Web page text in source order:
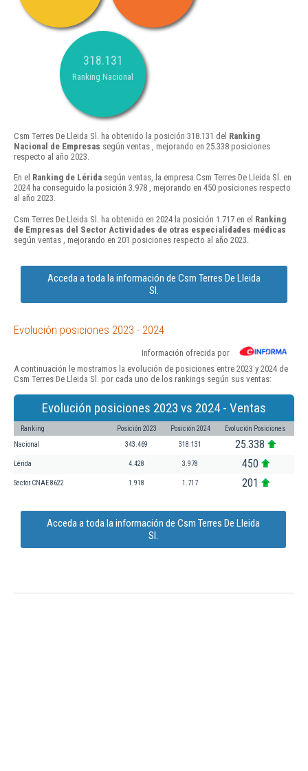
318.131
Ranking Nacional
Csm Terres De Lleida Sl. ha obtenido la posición 318.131 del Ranking
Nacional de Empresas según ventas , mejorando en 25.338 posiciones
respecto al año 2023.
En el Ranking de Lérida según ventas, la empresa Csm Terres De Lleida Sl. en
2024 ha conseguido la posición 3.978 , mejorando en 450 posiciones respecto
al año 2023.
Csm Terres De Lleida Sl. ha obtenido en 2024 la posición 1.717 en el Ranking
de Empresas del Sector Actividades de otras especialidades médicas
según ventas , mejorando en 201 posiciones respecto al año 2023.
Acceda a toda la información de Csm Terres De Lleida
Sl.
Evolución posiciones 2023 - 2024
Información ofrecida por
A continuación le mostramos la evolución de posiciones entre 2023 y 2024 de
Csm Terres De Lleida Sl. por cada uno de los rankings según sus ventas:
Evolución posiciones 2023 vs 2024 - Ventas
Ranking Posición 2023 Posición 2024 Evolución Posiciones
Nacional 343.469 318.131 25.338
Lérida 4.428 3.978 450
Sector CNAE 8622 1.918 1.717 201
Acceda a toda la información de Csm Terres De Lleida
Sl.